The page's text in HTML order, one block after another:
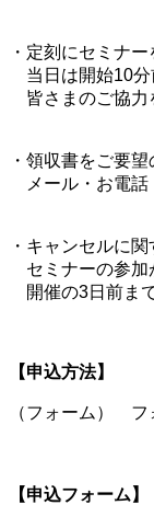
・定刻にセミナ
当日は開始10分
皆さまのご協力
・領収書をご要
メール・お電話
・キャンセルに
セミナーの参加
開催の3日前ま
【申込方法】
（フォーム）
【申込フォーム】